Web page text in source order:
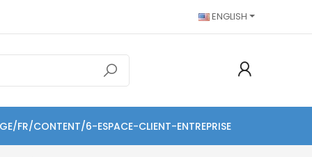
ENGLISH
FR/CONTENT/6-ESPACE-CLIENT-ENTREPRISE